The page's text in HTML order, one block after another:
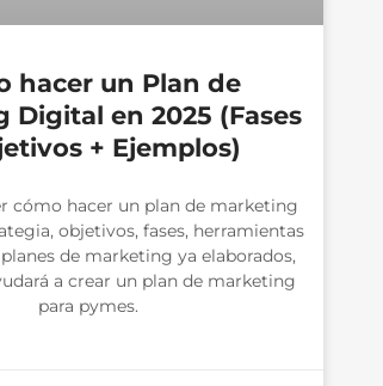
hacer un Plan de
Digital en 2025 (Fases
+ Ejemplos)
cómo hacer un plan de marketing
objetivos, fases, herramientas
de marketing ya elaborados,
a crear un plan de marketing
para pymes.